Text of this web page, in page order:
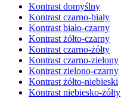
Kontrast domyślny
Kontrast czarno-biały
Kontrast biało-czarny
Kontrast żółto-czarny
Kontrast czarno-żółty
Kontrast czarno-zielony
Kontrast zielono-czarny
Kontrast żółto-niebieski
Kontrast niebiesko-żółty